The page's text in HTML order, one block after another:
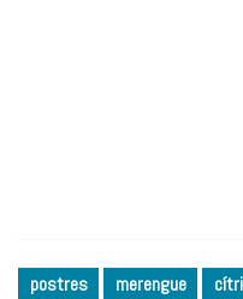
postres merengue